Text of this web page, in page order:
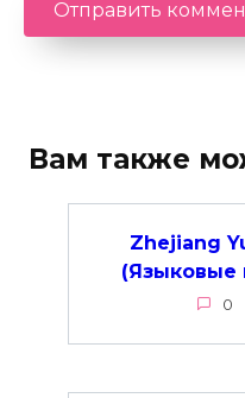
Вам также
Zhejiang
(Языковые
0